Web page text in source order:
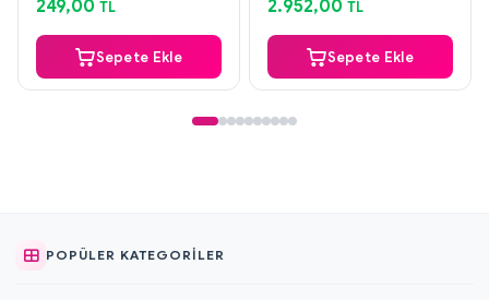
249,00 TL
Sepete Ekle
2.952,00 TL
Sepete Ekle
POPÜLER KATEGORILER